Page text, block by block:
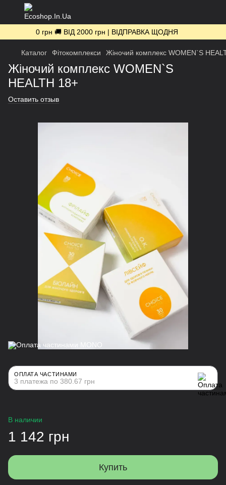
0 грн 🚚 ВІД 2000 грн | ВІДПРАВКА ЩОДНЯ
Каталог Фітокомплекси Жіночий комплекс WOMEN`S
Жіночий комплекс WOMEN`S
HEALTH 18+
Оставить отзыв
ОПЛАТА ЧАСТИНАМИ
3 платежа по 380.67 грн
В наличии
1 142 грн
Купить